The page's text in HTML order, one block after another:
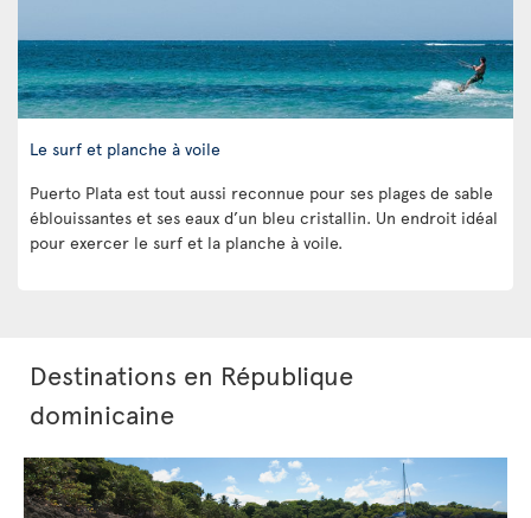
Le surf et planche à voile
Puerto Plata est tout aussi reconnue pour ses plages de sable
éblouissantes et ses eaux d’un bleu cristallin. Un endroit idéal
pour exercer le surf et la planche à voile.
Destinations en République
dominicaine